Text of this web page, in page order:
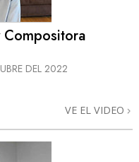
Compositora
DEL 2022
VE EL VIDEO